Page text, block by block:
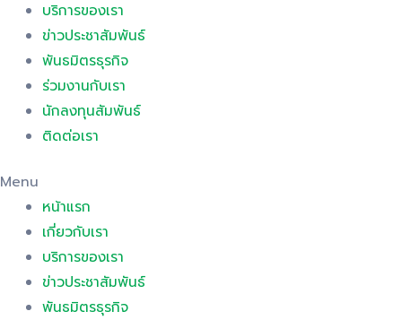
บริการของเรา
ข่าวประชาสัมพันธ์
พันธมิตรธุรกิจ
ร่วมงานกับเรา
นักลงทุนสัมพันธ์
ติดต่อเรา
Menu
หน้าแรก
เกี่ยวกับเรา
บริการของเรา
ข่าวประชาสัมพันธ์
พันธมิตรธุรกิจ